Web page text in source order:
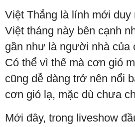
Việt Thắng là lính mới duy
Việt tháng này bên cạnh
gần như là người nhà của
Có thể vì thế mà cơn gió
cũng dễ dàng trở nên nổi
cơn gió lạ, mặc dù chưa
Mới đây, trong liveshow